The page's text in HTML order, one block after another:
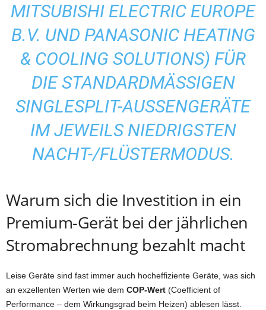
MITSUBISHI ELECTRIC EUROPE
B.V. UND PANASONIC HEATING
& COOLING SOLUTIONS) FÜR
DIE STANDARDMÄSSIGEN S
INGLESPLIT-AUSSENGERÄTE IM
JEWEILS NIEDRIGSTEN NA
CHT-/FLÜSTERMODUS.
Warum sich die Investition in ein
Premium-Gerät bei der jährlichen
Stromabrechnung bezahlt macht
Leise Geräte sind fast immer auch hocheffiziente Geräte, was sich
an exzellenten Werten wie dem COP-Wert (Coefficient of
Performance – dem Wirkungsgrad beim Heizen) ablesen lässt.